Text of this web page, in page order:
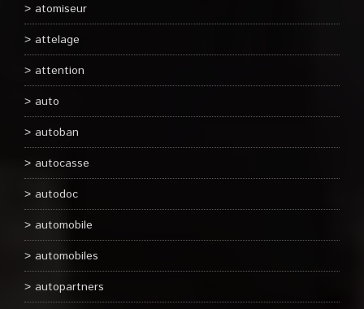
atomiseur
attelage
attention
auto
autoban
autocasse
autodoc
automobile
automobiles
autopartners